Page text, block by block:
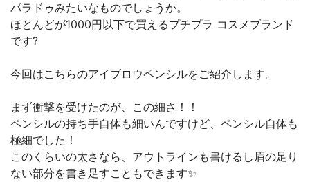
パラドゥみたいなものでしょうか。
ほとんどが1000円以下で買えるプチプラ コスメブランド
です?
今回はこちらのアイブロウペンシルをご紹介します。
まず衝撃を受けたのが、この細さ！！
ペンシルの持ち手自体も細いんですけど、ペンシル自体も
極細でした！
このくらいの太さなら、アウトラインも書けるし眉の足り
ない部分を書き足すこともできます✨